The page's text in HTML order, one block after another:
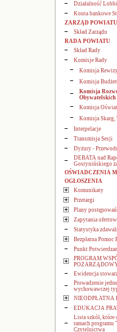
Działalność
Konta bankowe
ZARZĄD POWIATU
Skład Zarządu
RADA POWIATU
Skład Rady
Komisje Rady
Komisja
Komisja
Komisja
Obywatelskich
Komisja
Komisja
Interpelacje
Transmisja Sesji
Dyżury -
DEBATA nad
Gostynińskiego
OŚWIADCZENIA
OGŁOSZENIA
Komunikaty
Przetargi
Plany postępowań
Zapytania
Statystyka
Bezpłatna Pomoc
Punkt
PROGRAM
Ewidencja
Prowadzenie
wychowawczej
NIEODPŁATNA
EDUKACJA
Lista szkół, które
ramach
Czytelnictwa